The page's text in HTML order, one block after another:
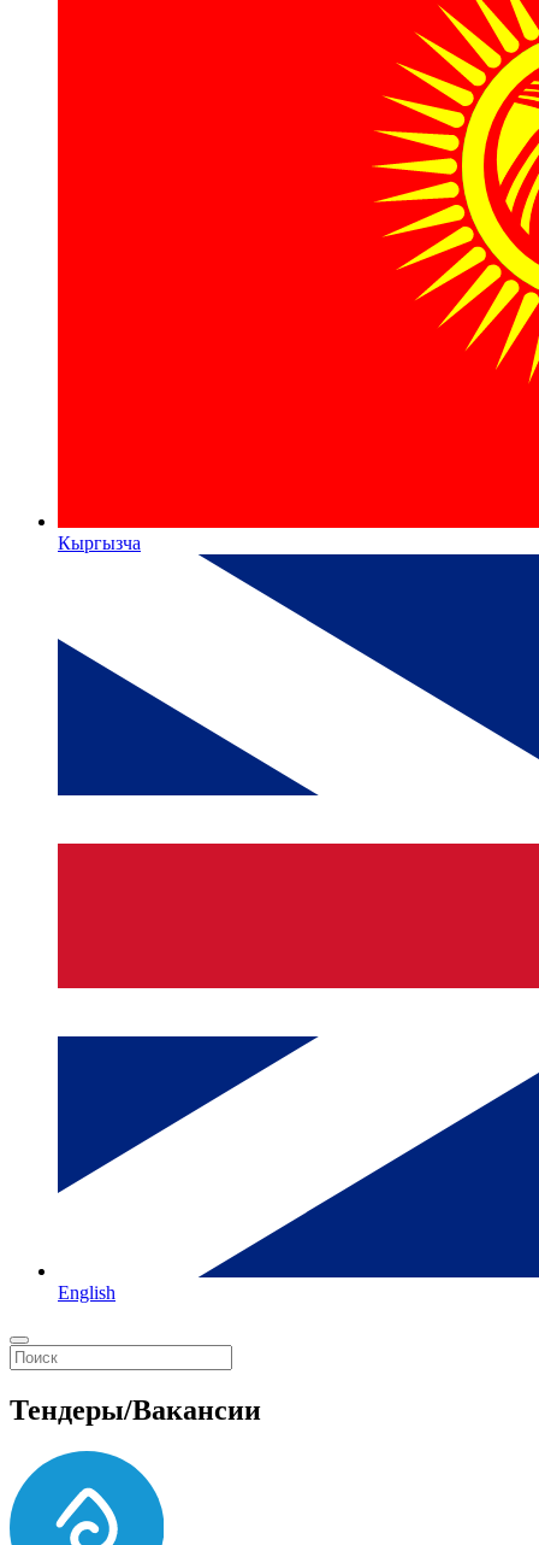
Кыргызча
English
Тендеры/Вакансии